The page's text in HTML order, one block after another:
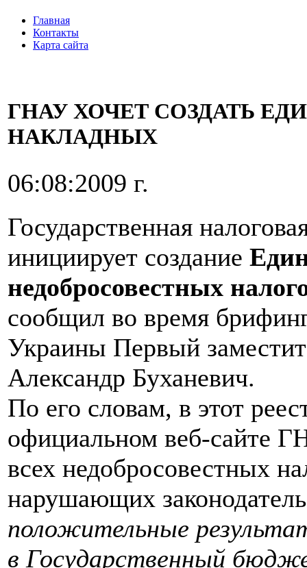
Главная
Контакты
Карта сайта
ГНАУ ХОЧЕТ СОЗДАТЬ
НАКЛАДНЫХ
06:08:2009 г.
Государственная
инициирует создание
недобросовестных
сообщил во время
Украины Первый
Александр Буханевич.
По его словам, в этот
официальном веб-сайте
всех недобросовестных
нарушающих
положительные
в Государственный